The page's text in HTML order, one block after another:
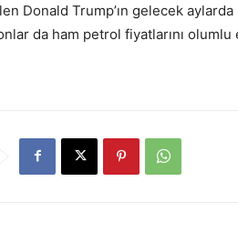
Donald Trump’ın gelecek aylarda
da ham petrol fiyatlarını olumlu